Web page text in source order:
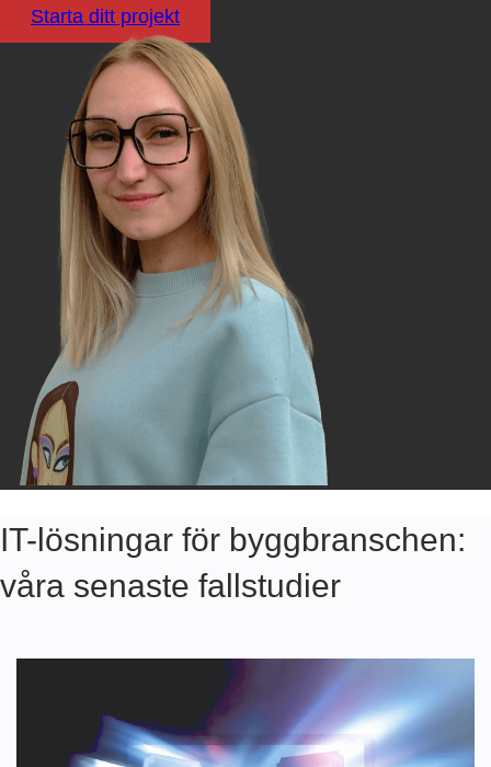
Starta ditt projekt
IT-lösningar för byggbranschen:
våra senaste fallstudier